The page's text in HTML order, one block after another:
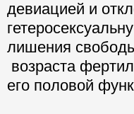
девиацией и
лишения
возраста
его половой